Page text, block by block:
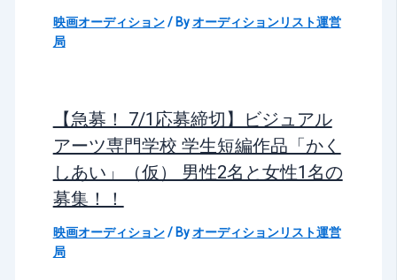
映画オーディション/ Byオーディションリスト運営
局
【急募！ 7/1応募締切】ビジュアル
アーツ専門学校 学生短編作品「かく
しあい」（仮） 男性2名と女性1名の
募集！！
映画オーディション/ Byオーディションリスト運営
局